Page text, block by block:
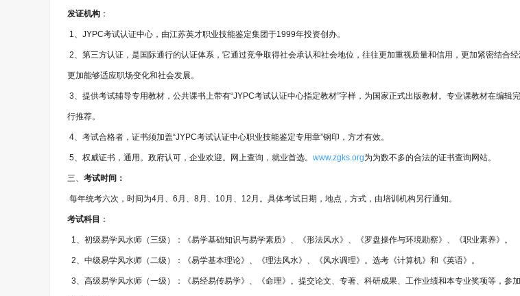
发证机构 ：
1、JYPC考试认证中心，由江苏英才职业技能鉴定集团于1999年投资创办。
2、第三方认证，是国际通行的认证体系，它通过竞争取得社会承认和社会地位，往往更加重视质量和信用，更加紧密结合经
更加能够适应职场变化和社会发展。
3、提供考试辅导专用教材，公共课书上带有“JYPC考试认证中心指定教材”字样，为国家正式出版教材。专业课教材在编辑
行推荐。
4、考试合格者，证书须加盖“JYPC考试认证中心职业技能鉴定专用章”钢印，方才有效。
5、权威证书，通用。政府认可，企业欢迎。网上查询，就业首选。 www.zgks.org为为数不多的合法的证书查询网站。
三、 考试时间：
每年统考六次，时间为4月、6月、8月、10月、12月。具体考试日期，地点，方式，由培训机构另行通知。
考试科目 ：
1、初级易学风水师（三级）：《易学基础知识与易学素质》、《形法风水》、《罗盘操作与环境勘察》、《职业素养》。
2、中级易学风水师（二级）：《易学基本理论》、《理法风水》、《风水调理》。选考《计算机》和《英语》。
3、高级易学风水师（一级）：《易经易传易学》、《命理》。提交论文、专著、科研成果、工作业绩和本专业奖项等，参加